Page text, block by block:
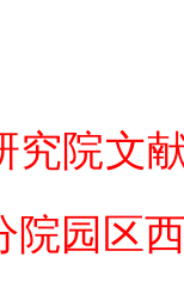
究院文
院园区